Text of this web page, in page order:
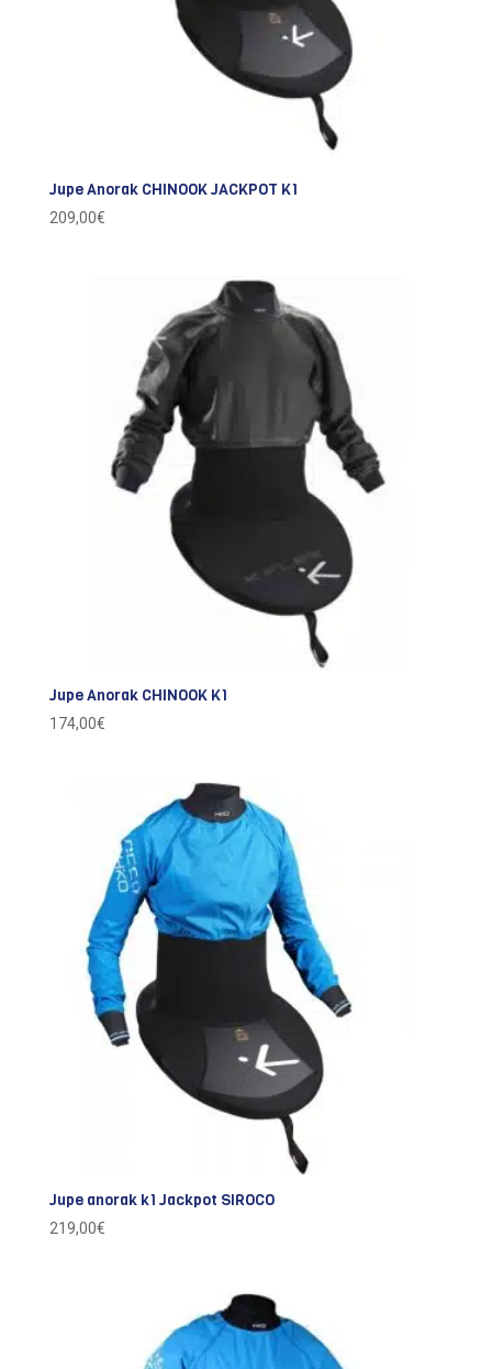
Jupe Anorak CHINOOK JACKPOT K1
209,00€
Jupe Anorak CHINOOK K1
174,00€
Jupe anorak k1 Jackpot SIROCO
219,00€